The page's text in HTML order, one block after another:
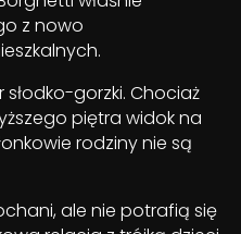
z nowo
gorzki. Chociaż
piętra widok na
rodziny nie są
ale nie potrafią się